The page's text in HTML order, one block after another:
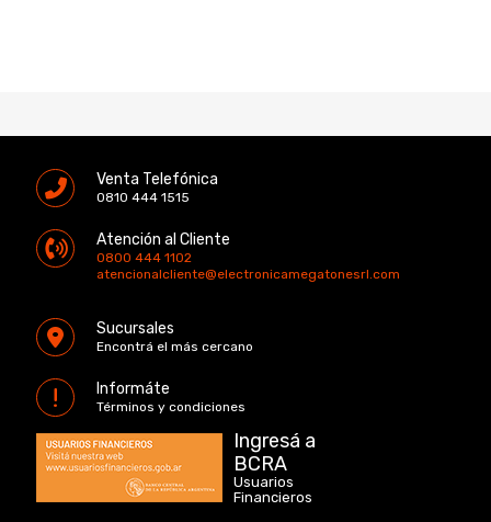
Venta Telefónica
0810 444 1515
Atención al Cliente
0800 444 1102
atencionalcliente@electronicamegatonesrl.com
Sucursales
Encontrá el más cercano
Informáte
Términos y condiciones
Ingresá a
BCRA
Usuarios
Financieros